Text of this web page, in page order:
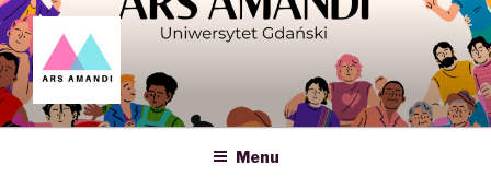
Skip
to
content
ARS AMANDI – NAUKOWE
KOŁO SEKSUOLOGII UG
Menu